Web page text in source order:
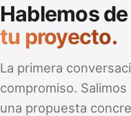
Hablemos de
tu proyecto.
La primera
compromiso.
una propuesta